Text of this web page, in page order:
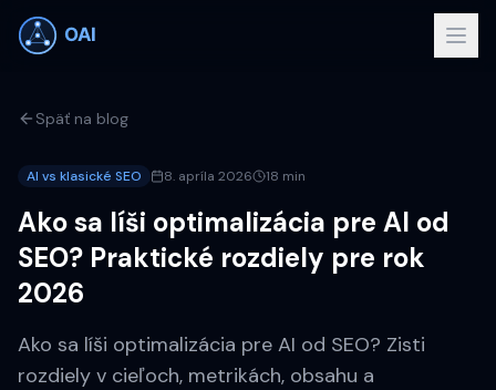
Späť na blog
AI vs klasické SEO 8. apríla 2026 18 min
Ako sa líši optimalizácia pre AI od
SEO? Praktické rozdiely pre rok
2026
Ako sa líši optimalizácia pre AI od SEO? Zisti
rozdiely v cieľoch, metrikách, obsahu a